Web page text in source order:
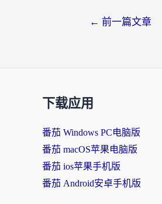
← 前一篇文章
下载应用
番茄 Windows PC电脑版
番茄 macOS苹果电脑版
番茄 ios苹果手机版
番茄 Android安卓手机版